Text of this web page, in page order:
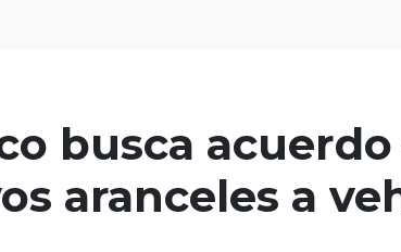
busca acuerdo
aranceles a